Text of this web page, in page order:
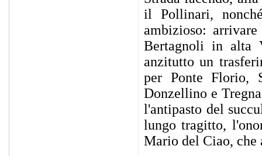
il Pollinari,
ambizioso:
Bertagnoli in alta
anzitutto un
per Ponte Florio,
Donzellino e
l'antipasto del
lungo tragitto,
Mario del Ciao, che